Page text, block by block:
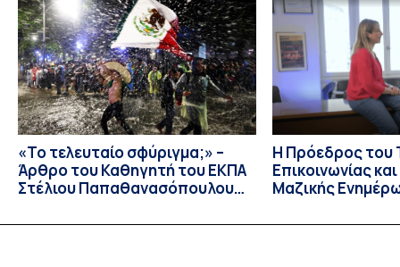
παρουσίασε το LexiGram, ένα καινοτόμο, σταθμισμένο
εργαλείο αξιολόγησης των λεξικών και γραμματικών
διαταραχών σε ελληνόφωνους ασθενείς με αφασία. Η
αφασία είναι επίκτητη γλωσσική […]
«Το τελευταίο σφύριγμα;» –
Άρθρο του Καθηγητή του ΕΚΠΑ
Στέλιου Παπαθανασόπουλου
Η Πρόεδρος του
Επικοινωνίας
Μαζικής
Καθηγήτρια